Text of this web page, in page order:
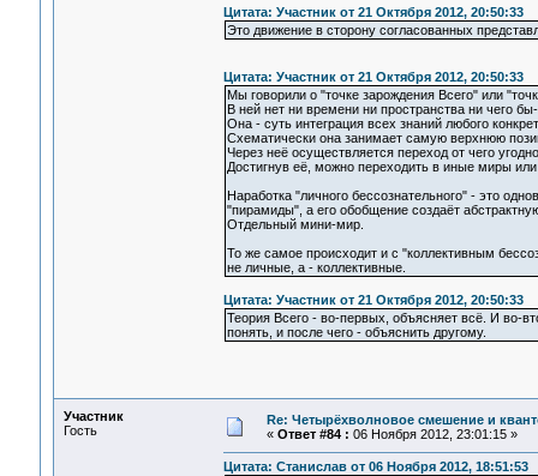
Цитата: Участник от 21 Октября 2012, 20:50:33
Это движение в сторону согласованных
Цитата: Участник от 21 Октября 2012, 20:50:33
Мы говорили о "точке зарождения Всего" или
В ней нет ни времени ни пространства ни чего
Она - суть интеграция всех знаний любого
Схематически она занимает самую верхнюю
Через неё осуществляется переход от чего
Достигнув её, можно переходить в иные миры
Наработка "личного бессознательного" - это
"пирамиды", а его обобщение создаёт
Отдельный мини-мир.
То же самое происходит и с "коллективным
не личные, а - коллективные.
Цитата: Участник от 21 Октября 2012, 20:50:33
Теория Всего - во-первых, объясняет всё. И во-
понять, и после чего - объяснить другому.
Участник
Гость
Re: Четырёхволновое смешение и
« Ответ #84 : 06 Ноября 2012, 23:01:15 »
Цитата: Станислав от 06 Ноября 2012, 18:51:53